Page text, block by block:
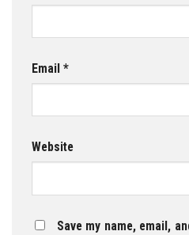
Email *
Website
Save my name, email,